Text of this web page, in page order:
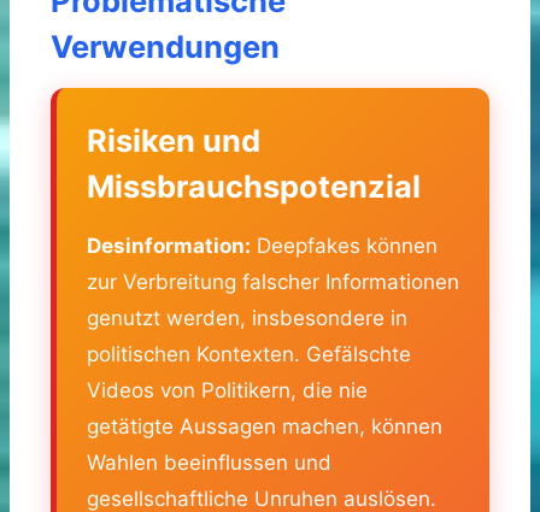
Verwendungen
Risiken und
Missbrauchspotenzial
Desinformation: Deepfakes können
zur Verbreitung falscher Informationen
genutzt werden, insbesondere in
politischen Kontexten. Gefälschte
Videos von Politikern, die nie
getätigte Aussagen machen, können
Wahlen beeinflussen und
gesellschaftliche Unruhen auslösen.